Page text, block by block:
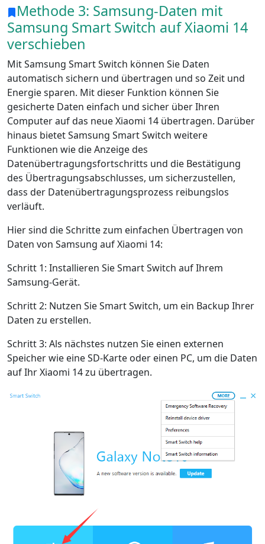
Methode 3: Samsung-Daten mit
Samsung Smart Switch auf Xiaomi 14
verschieben
Mit Samsung Smart Switch können Sie Daten
automatisch sichern und übertragen und so Zeit und
Energie sparen. Mit dieser Funktion können Sie
gesicherte Daten einfach und sicher über Ihren
Computer auf das neue Xiaomi 14 übertragen. Darüber
hinaus bietet Samsung Smart Switch weitere
Funktionen wie die Anzeige des
Datenübertragungsfortschritts und die Bestätigung
des Übertragungsabschlusses, um sicherzustellen,
dass der Datenübertragungsprozess reibungslos
verläuft.
Hier sind die Schritte zum einfachen Übertragen von
Daten von Samsung auf Xiaomi 14:
Schritt 1: Installieren Sie Smart Switch auf Ihrem
Samsung-Gerät.
Schritt 2: Nutzen Sie Smart Switch, um ein Backup Ihrer
Daten zu erstellen.
Schritt 3: Als nächstes nutzen Sie einen externen
Speicher wie eine SD-Karte oder einen PC, um die Daten
auf Ihr Xiaomi 14 zu übertragen.
Sprachumschaltung
English Nederlands
Tiếng Việt
日本
Español
Português
Deutsche
Dansk